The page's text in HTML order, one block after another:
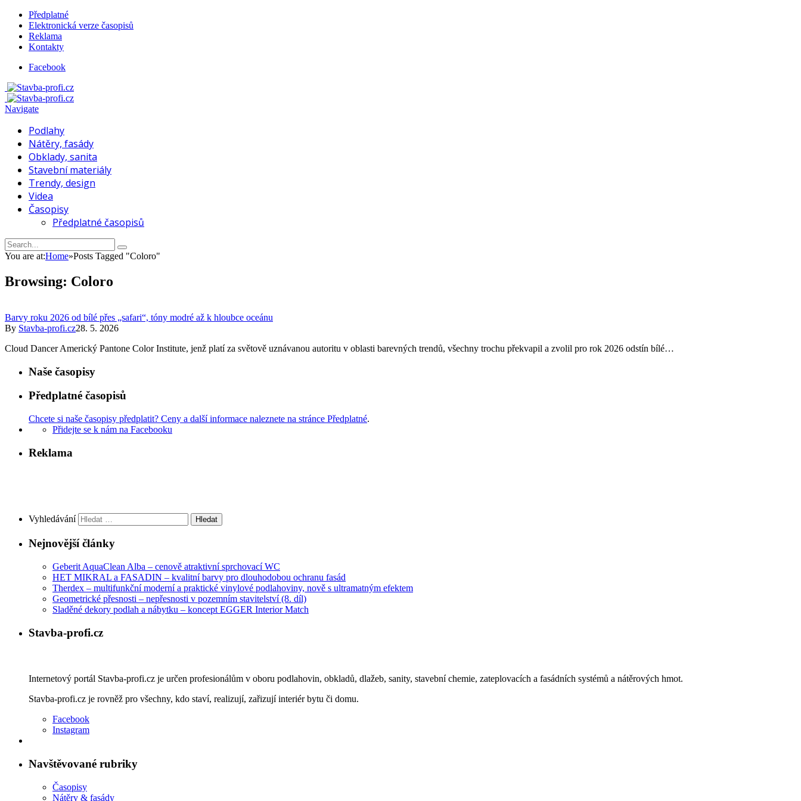
Předplatné
Elektronická verze časopisů
Reklama
Kontakty
Facebook
Navigate
Podlahy
Nátěry, fasády
Obklady, sanita
Stavební materiály
Trendy, design
Videa
Časopisy
Předplatné časopisů
You are at:Home»Posts Tagged "Coloro"
Browsing: Coloro
Barvy roku 2026 od bílé přes „safari“, tóny modré až k hloubce oceánu
By Stavba-profi.cz28. 5. 2026
Cloud Dancer Americký Pantone Color Institute, jenž platí za světově uznávanou autoritu v oblasti barevných trendů, všechny trochu překvapil a zvolil pro rok 2026 odstín bílé…
Naše časopisy
Předplatné časopisů
Chcete si naše časopisy předplatit? Ceny a další informace naleznete na stránce Předplatné.
Přidejte se k nám na Facebooku
Reklama
Vyhledávání
Nejnovější články
Geberit AquaClean Alba – cenově atraktivní sprchovací WC
HET MIKRAL a FASADIN – kvalitní barvy pro dlouhodobou ochranu fasád
Therdex – multifunkční moderní a praktické vinylové podlahoviny, nově s ultramatným efektem
Geometrické přesnosti – nepřesnosti v pozemním stavitelství (8. díl)
Sladěné dekory podlah a nábytku – koncept EGGER Interior Match
Stavba-profi.cz
Internetový portál Stavba-profi.cz je určen profesionálům v oboru podlahovin, obkladů, dlažeb, sanity, stavební chemie, zateplovacích a fasádních systémů a nátěrových hmot.
Stavba-profi.cz je rovněž pro všechny, kdo staví, realizují, zařizují interiér bytu či domu.
Facebook
Instagram
Navštěvované rubriky
Časopisy
Nátěry & fasády